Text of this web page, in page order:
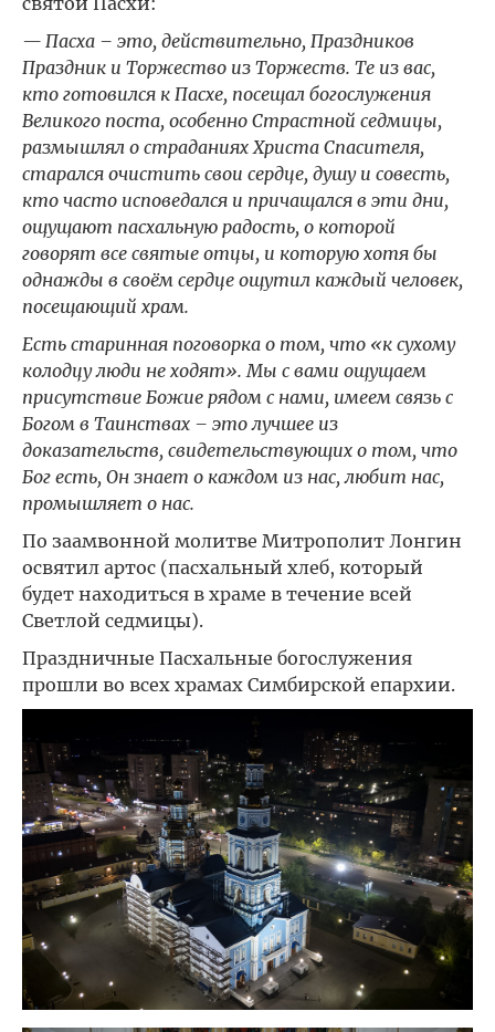
— Пасха – это, действительно, Праздников
Праздник и Торжество из Торжеств. Те из вас,
кто готовился к Пасхе, посещал богослужения
Великого поста, особенно Страстной седмицы,
размышлял о страданиях Христа Спасителя,
старался очистить свои сердце, душу и совесть,
кто часто исповедался и причащался в эти дни,
ощущают пасхальную радость, о которой
говорят все святые отцы, и которую хотя бы
однажды в своём сердце ощутил каждый человек,
посещающий храм.
Есть старинная поговорка о том, что «к сухому
колодцу люди не ходят». Мы с вами ощущаем
присутствие Божие рядом с нами, имеем связь с
Богом в Таинствах – это лучшее из
доказательств, свидетельствующих о том, что
Бог есть, Он знает о каждом из нас, любит нас,
промышляет о нас.
По заамвонной молитве Митрополит Лонгин
освятил артос (пасхальный хлеб, который
будет находиться в храме в течение всей
Светлой седмицы).
Праздничные Пасхальные богослужения
прошли во всех храмах Симбирской епархии.